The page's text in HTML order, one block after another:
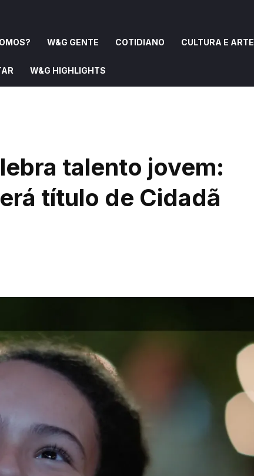
W&G GENTE COTIDIANO CULTURA E ARTE
W&G HIGHLIGHTS
talento jovem:
título de Cidadã